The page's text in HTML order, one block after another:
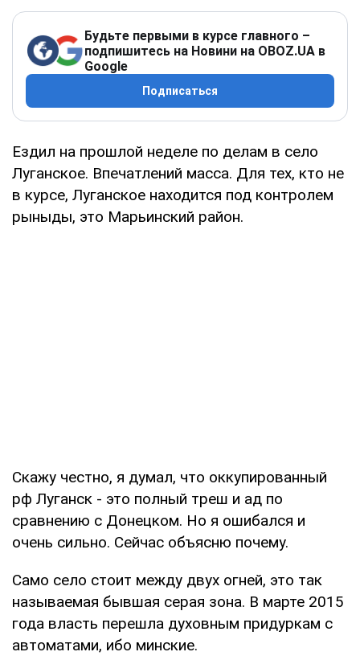
Будьте первыми в курсе главного –
подпишитесь на Новини на OBOZ.UA в
Google
Подписаться
Ездил на прошлой неделе по делам в село
Луганское. Впечатлений масса. Для тех, кто не
в курсе, Луганское находится под контролем
рыныды, это Марьинский район.
Скажу честно, я думал, что оккупированный
рф Луганск - это полный треш и ад по
сравнению с Донецком. Но я ошибался и
очень сильно. Сейчас объясню почему.
Само село стоит между двух огней, это так
называемая бывшая серая зона. В марте 2015
года власть перешла духовным придуркам с
автоматами, ибо минские.